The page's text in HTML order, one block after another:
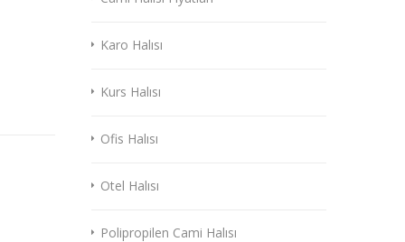
Karo Halısı
Kurs Halısı
Ofis Halısı
Otel Halısı
Polipropilen Cami Halısı